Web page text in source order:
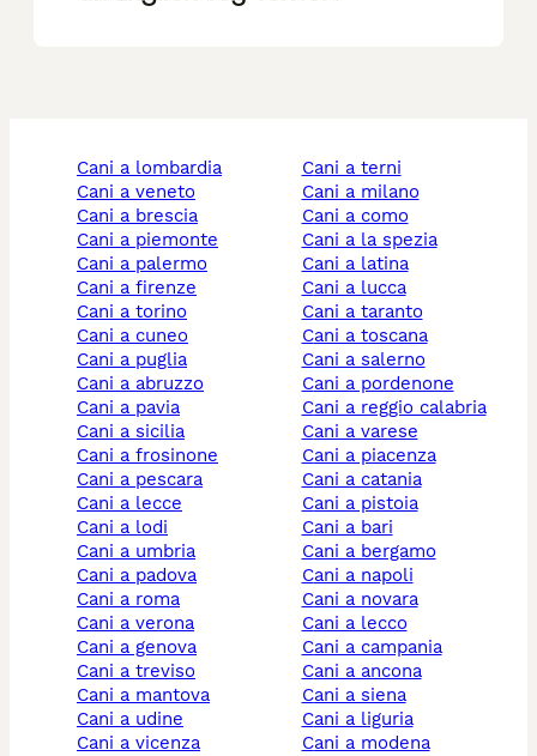
cani a lombardia
cani a veneto
cani a brescia
cani a piemonte
cani a palermo
cani a firenze
cani a torino
cani a cuneo
cani a puglia
cani a abruzzo
cani a pavia
cani a sicilia
cani a frosinone
cani a pescara
cani a lecce
cani a lodi
cani a umbria
cani a padova
cani a roma
cani a verona
cani a genova
cani a treviso
cani a mantova
cani a udine
cani a vicenza
cani a terni
cani a milano
cani a como
cani a la spezia
cani a latina
cani a lucca
cani a taranto
cani a toscana
cani a salerno
cani a pordenone
cani a reggio calabria
cani a varese
cani a piacenza
cani a catania
cani a pistoia
cani a bari
cani a bergamo
cani a napoli
cani a novara
cani a lecco
cani a campania
cani a ancona
cani a siena
cani a liguria
cani a modena